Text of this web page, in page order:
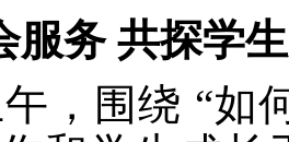
服务 共探学
午，围绕 “如